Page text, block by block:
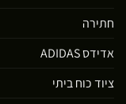
חתירה
אדידס ADIDAS
ציוד כוח ביתי